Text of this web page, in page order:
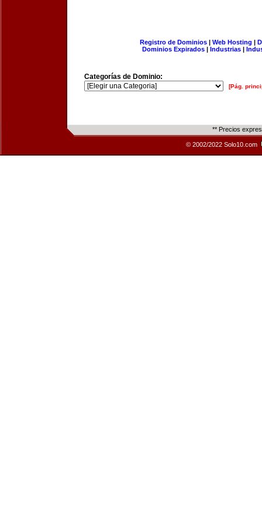
Registro de Dominios| Web Hosting |
Dominios Expirados | Industrias |
Categorías de Dominio:
[Pág.
** Precios
© 2002/2022 Solo10.com